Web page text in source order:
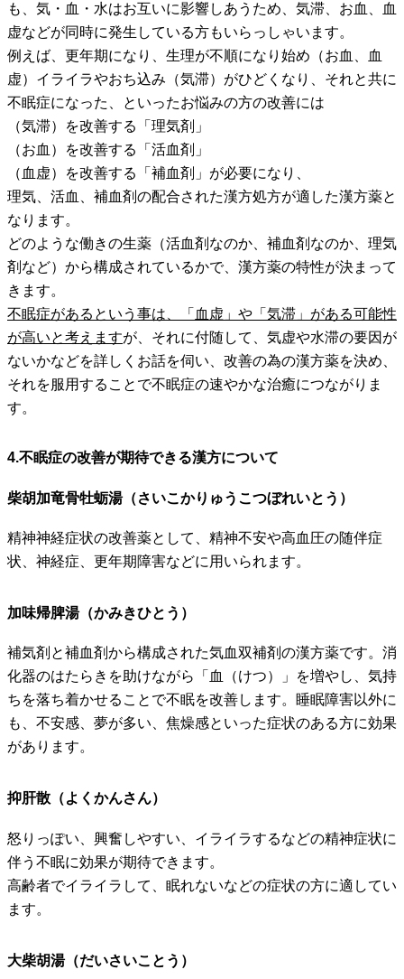
も、気・血・水はお互いに影響しあうため、気滞、お血、血
虚などが同時に発生している方もいらっしゃいます。
例えば、 更年期になり、生理が不順になり始め（お血、血
虚）イライラやおち込み（気滞）がひどくなり、それと共に
不眠症になった、といったお悩みの方の改善には
（気滞）を改善する「理気剤」
（お血）を改善する「活血剤」
（血虚）を改善する「補血剤」が必要になり、
理気、活血、補血剤の配合された漢方処方が適した漢方薬と
なります。
どのような働きの生薬（活血剤なのか、補血剤なのか、理気
剤など）から構成されているかで、漢方薬の特性が決まって
きます。
不眠症があるという事は、「血虚」や「気滞」がある可能性
が高いと考えますが、それに付随して、気虚や水滞の要因が
ないかなどを詳しくお話を伺い、改善の為の漢方薬を決め、
それを服用することで不眠症の速やかな治癒につながりま
す。
4.不眠症の改善が期待できる漢方について
柴胡加竜骨牡蛎湯（さいこかりゅうこつぼれいとう）
精神神経症状の改善薬として、精神不安や高血圧の随伴症
状、神経症、更年期障害などに用いられます。
加味帰脾湯（かみきひとう）
補気剤と補血剤から構成された気血双補剤の漢方薬です。消
化器のはたらきを助けながら「血（けつ）」を増やし、気持
ちを落ち着かせることで不眠を改善します。睡眠障害以外に
も、不安感、夢が多い、焦燥感といった症状のある方に効果
があります。
抑肝散（よくかんさん）
怒りっぽい、興奮しやすい、イライラするなどの精神症状に
伴う不眠に効果が期待できます。
高齢者でイライラして、眠れないなどの症状の方に適してい
ます。
大柴胡湯（だいさいことう）